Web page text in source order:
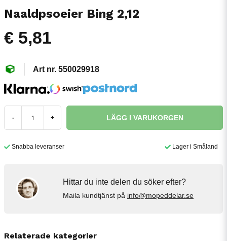
Naaldpsoeier Bing 2,12
€ 5,81
550029918
- + LÄGG I VARUKORGEN
Snabba leveranser Lager i Småland
Hittar du inte delen du söker efter?
Maila kundtjänst på info@mopeddelar.se
Relaterade kategorier